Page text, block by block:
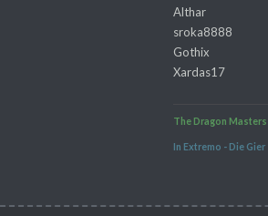
Althar
sroka8888
Gothix
Xardas17
The Dragon Masters
In Extremo - Die Gier